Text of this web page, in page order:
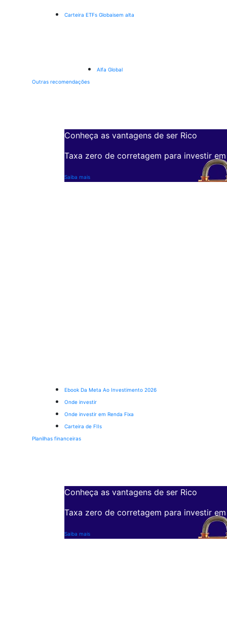
Carteira ETFs Globaisem alta
Alfa Global
Outras recomendações
Conheça as vantagens de ser Rico
Taxa zero de corretagem para investir
Saiba mais
Ebook Da Meta Ao Investimento 2026
Onde investir
Onde investir em Renda Fixa
Carteira de FIIs
Planilhas financeiras
Conheça as vantagens de ser Rico
Taxa zero de corretagem para investir
Saiba mais